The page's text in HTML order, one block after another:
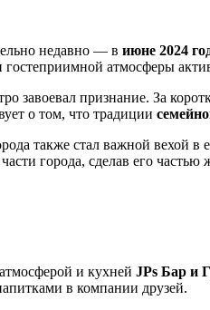
недавно — в июне 2024
атмосферы
завоевал признание. За
о том, что традиции
также стал важной вехой
города, сделав его частью
и кухней JPs Бар и
в компании друзей.